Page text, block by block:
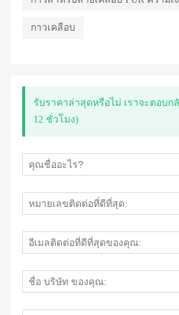
กาวเคลือบ
รับราคาล่าสุดหรือไม่ เราจะตอบก
12 ชั่วโมง)